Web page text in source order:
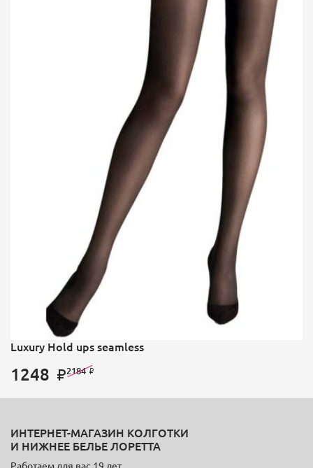
Luxury Hold ups seamless
1248 2184
ИНТЕРНЕТ-МАГАЗИН КОЛГОТКИ
И НИЖНЕЕ БЕЛЬЕ ЛОРЕТТА
Работаем для вас 19 лет